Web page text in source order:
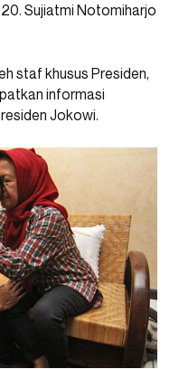
Sujiatmi Notomiharjo
staf khusus Presiden,
informasi
Jokowi.